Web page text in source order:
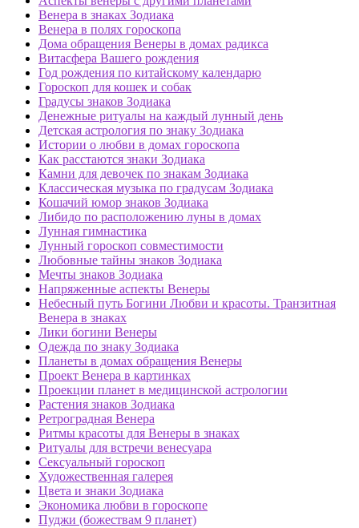
Венера в знаках Зодиака
Венера в полях гороскопа
Дома обращения Венеры в домах радикса
Витасфера Вашего рождения
Год рождения по китайскому календарю
Гороскоп для кошек и собак
Градусы знаков Зодиака
Денежные ритуалы на каждый лунный день
Детская астрология по знаку Зодиака
Истории о любви в домах гороскопа
Как расстаются знаки Зодиака
Камни для девочек по знакам Зодиака
Классическая музыка по градусам Зодиака
Кошачий юмор знаков Зодиака
Либидо по расположению луны в домах
Лунная гимнастика
Лунный гороскоп совместимости
Любовные тайны знаков Зодиака
Мечты знаков Зодиака
Напряженные аспекты Венеры
Небесный путь Богини Любви и красоты. Транзитная
Венера в знаках
Лики богини Венеры
Одежда по знаку Зодиака
Планеты в домах обращения Венеры
Проект Венера в картинках
Проекции планет в медицинской астрологии
Растения знаков Зодиака
Ретроградная Венера
Ритмы красоты для Венеры в знаках
Ритуалы для встречи венесуара
Сексуальный гороскоп
Художественная галерея
Цвета и знаки Зодиака
Экономика любви в гороскопе
Пуджи (божествам 9 планет)